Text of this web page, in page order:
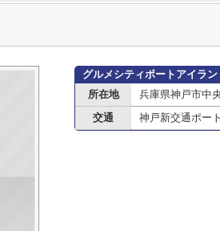
グルメシティポートアイラ
所在地
兵庫県神戸市中
交通 神戸新交通ポー